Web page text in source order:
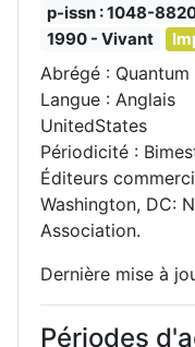
p-issn : 1048-
1990 - Vivant
Abrégé : Quantum
Langue : Anglais
UnitedStates
Périodicité :
Éditeurs
Washington, DC:
Association.
Dernière mise à
Périodes